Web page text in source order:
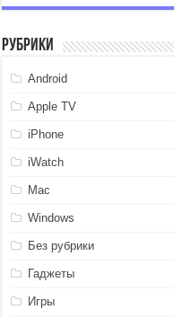
Рубрики
Android
Apple TV
iPhone
iWatch
Mac
Windows
Без рубрики
Гаджеты
Игры